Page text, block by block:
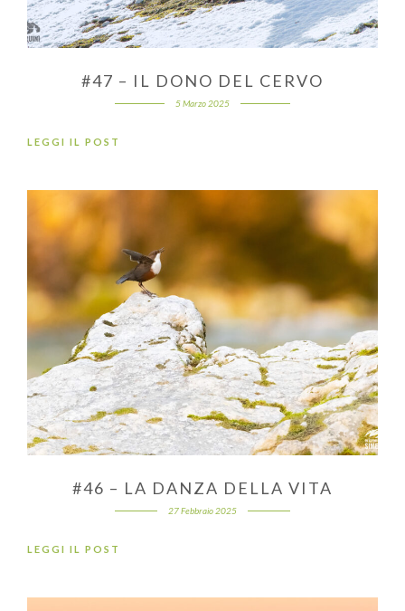
#47 – IL DONO DEL CERVO
5 Marzo 2025
LEGGI IL POST
#46 – LA DANZA DELLA VITA
27 Febbraio 2025
LEGGI IL POST